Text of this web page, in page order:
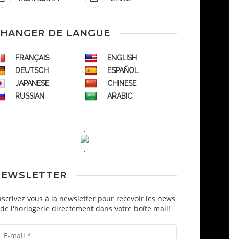
DE LANGUE
FRANÇAIS
ENGLISH
DEUTSCH
ESPAÑOL
JAPANESE
CHINESE
RUSSIAN
ARABIC
.
.
vous à la newsletter pour recevoir les news
de l'horlogerie directement dans votre boîte mail!